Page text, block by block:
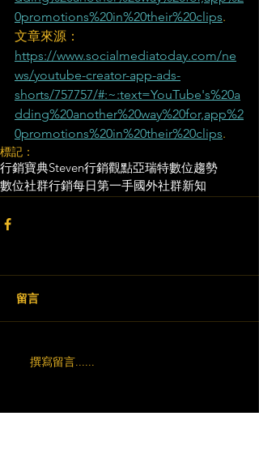
0promotions%20in%20their%20clips.
文章來源：
https://www.socialmediatoday.com/ne
ws/youtube-creator-app-ads-
shorts/757757/#:~:text=YouTube's%20a
dding%20another%20way%20for,app%2
0promotions%20in%20their%20clips.
標記：
行銷寶典Steven行銷觀點亞瑞特數位趨勢
數位社群行銷每日第一手國外社群新知
留言
撰寫留言......